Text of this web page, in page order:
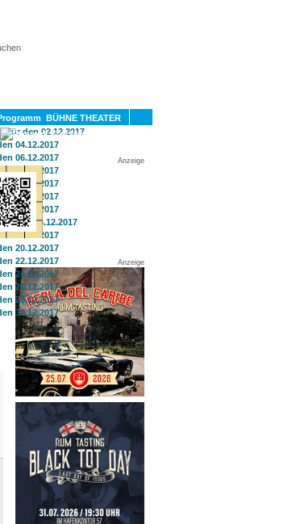
BÜHNE THEATER
Anzeige
Anzeige